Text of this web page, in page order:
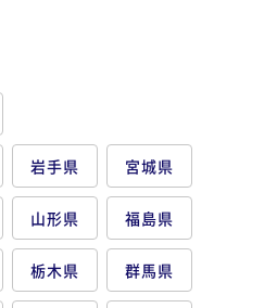
岩手県 宮城県
山形県 福島県
栃木県 群馬県